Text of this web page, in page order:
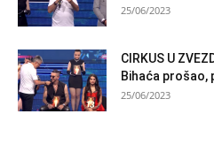
25/06/2023
CIRKUS U
Bihaća prošao,
25/06/2023